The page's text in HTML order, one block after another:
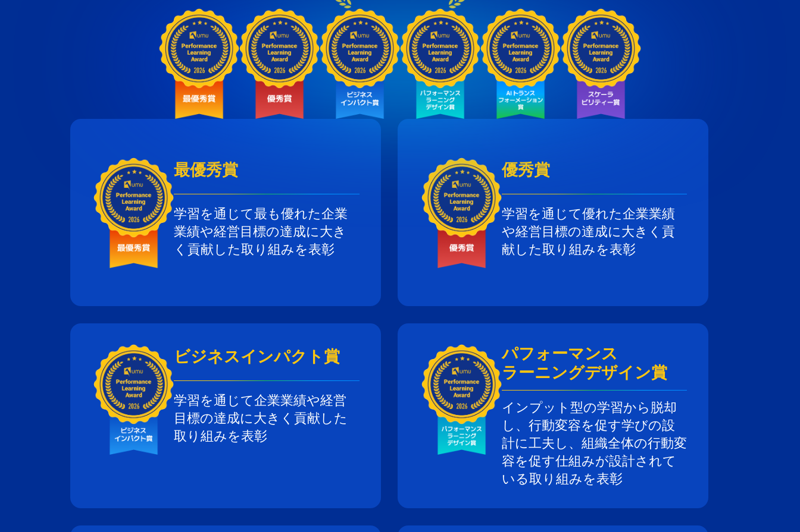
最優秀賞
学習を通じて最も優れた企業
業績や経営目標の達成に大き
く貢献した取り組みを表彰
優秀賞
学習を通じて優れた企業業績
や経営目標の達成に大きく貢
献した取り組みを表彰
ビジネスインパクト賞
学習を通じて企業業績や経営
目標の達成に大きく貢献した
取り組みを表彰
パフォーマンス
ラーニングデザイン賞
インプット型の学習から脱却
し、行動変容を促す学びの設
計に工夫し、組織全体の行動変
容を促す仕組みが設計されて
いる取り組みを表彰